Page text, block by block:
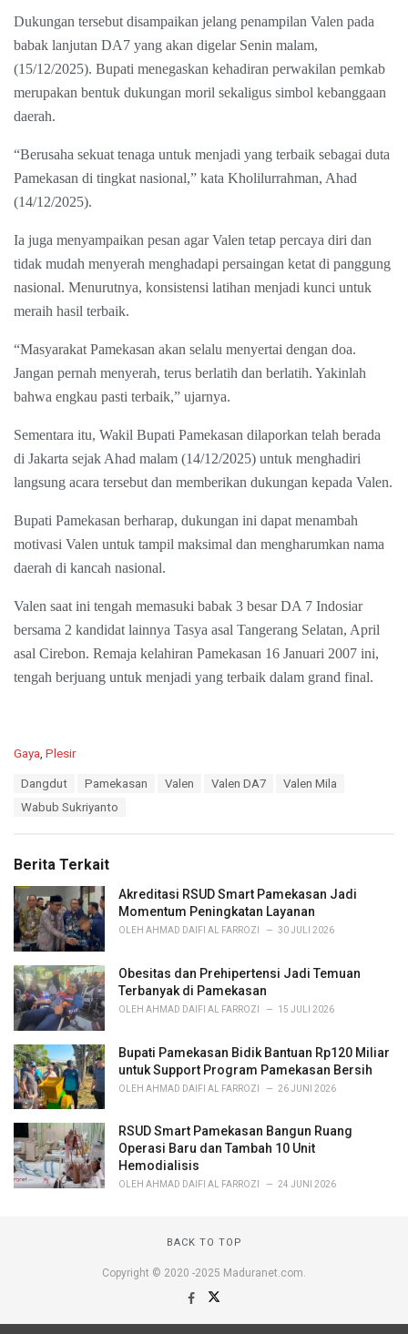
Dukungan tersebut disampaikan jelang penampilan Valen pada
babak lanjutan DA7 yang akan digelar Senin malam,
(15/12/2025). Bupati menegaskan kehadiran perwakilan pemkab
merupakan bentuk dukungan moril sekaligus simbol kebanggaan
daerah.
“Berusaha sekuat tenaga untuk menjadi yang terbaik sebagai duta
Pamekasan di tingkat nasional,” kata Kholilurrahman, Ahad
(14/12/2025).
Ia juga menyampaikan pesan agar Valen tetap percaya diri dan
tidak mudah menyerah menghadapi persaingan ketat di panggung
nasional. Menurutnya, konsistensi latihan menjadi kunci untuk
meraih hasil terbaik.
“Masyarakat Pamekasan akan selalu menyertai dengan doa.
Jangan pernah menyerah, terus berlatih dan berlatih. Yakinlah
bahwa engkau pasti terbaik,” ujarnya.
Sementara itu, Wakil Bupati Pamekasan dilaporkan telah berada
di Jakarta sejak Ahad malam (14/12/2025) untuk menghadiri
langsung acara tersebut dan memberikan dukungan kepada Valen.
Bupati Pamekasan berharap, dukungan ini dapat menambah
motivasi Valen untuk tampil maksimal dan mengharumkan nama
daerah di kancah nasional.
Valen saat ini tengah memasuki babak 3 besar DA 7 Indosiar
bersama 2 kandidat lainnya Tasya asal Tangerang Selatan, April
asal Cirebon. Remaja kelahiran Pamekasan 16 Januari 2007 ini,
tengah berjuang untuk menjadi yang terbaik dalam grand final.
C
i
e
s
:
Gaya Plesir
Dangdut Pamekasan Valen Valen DA7
Valen Mila
Wabub Sukriyanto
Berita Terkait
Akreditasi RSUD Smart Pamekasan Jadi
Momentum Peningkatan Layanan
OLEH AHMAD DAIFI AL FARROZI 30 JULI 2026
Obesitas dan Prehipertensi Jadi Temuan
Terbanyak di Pamekasan
OLEH AHMAD DAIFI AL FARROZI 15 JULI 2026
Bupati Pamekasan Bidik Bantuan Rp120 Miliar
untuk Support Program Pamekasan Bersih
OLEH AHMAD DAIFI AL FARROZI 26 JUNI 2026
RSUD Smart Pamekasan Bangun Ruang
Operasi Baru dan Tambah 10 Unit
Hemodialisis
OLEH AHMAD DAIFI AL FARROZI 24 JUNI 2026
BACK TO TOP
Copyright © 2020 -2025 Maduranet.com.